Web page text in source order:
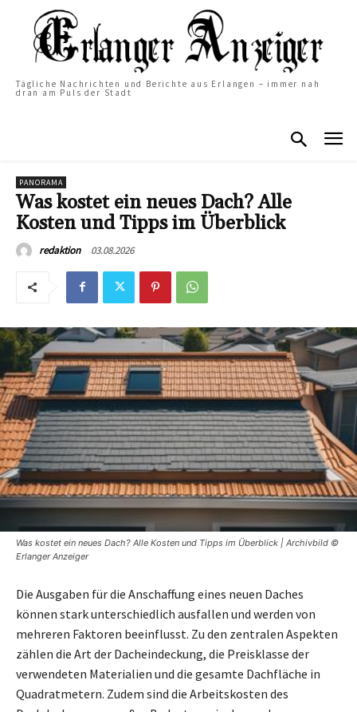
Tägliche Nachrichten und Berichte aus Erlangen – immer nah
dran am Puls der Stadt
PANORAMA
Was kostet ein neues Dach? Alle
Kosten und Tipps im Überblick
redaktion 03.08.2026
Was kostet ein neues Dach? Alle Kosten und Tipps im Überblick | Archivbild ©
Erlanger Anzeiger
Die Ausgaben für die Anschaffung eines neuen Daches
können stark unterschiedlich ausfallen und werden von
mehreren Faktoren beeinflusst. Zu den zentralen Aspekten
zählen die Art der Dacheindeckung, die Preisklasse der
verwendeten Materialien und die gesamte Dachfläche in
Quadratmetern. Zudem sind die Arbeitskosten des